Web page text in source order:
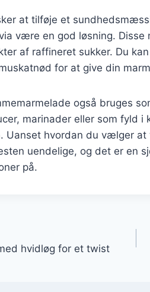
at tilføje et
være en god løsning.
af raffineret sukker. Du
for at give din
også bruges
marinader eller som fyld i
Uanset hvordan du vælger
uendelige, og det er en
på.
hvidløg for et twist